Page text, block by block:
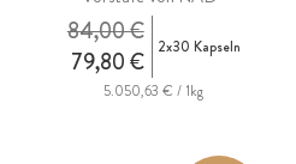
79,80 €
84,00 € 2x30 Kapseln
5.050,63 € / 1kg